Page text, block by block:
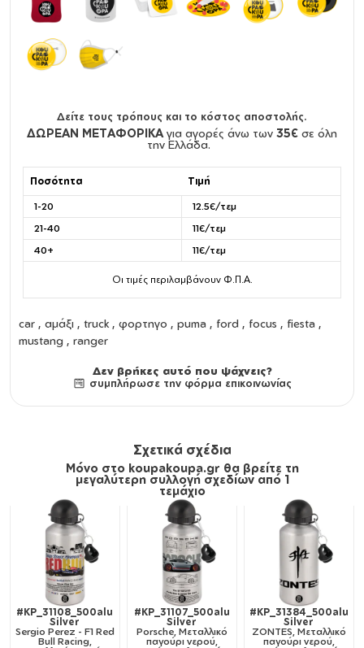
Δείτε τους τρόπους και το κόστος αποστολής.
ΔΩΡΕΑΝ ΜΕΤΑΦΟΡΙΚΑ για αγορές άνω των 35€ σε όλη
την Ελλάδα.
Ποσότητα Τιμή
1-20
12.5€/τεμ
21-40
11€/τεμ
40+
11€/τεμ
Οι τιμές περιλαμβάνουν Φ.Π.Α.
car , αμάξι , truck , φορτηγο , puma , ford , focus , fiesta ,
mustang , ranger
Δεν βρήκες αυτό που ψάχνεις?
συμπλήρωσε την φόρμα επικοινωνίας
Σχετικά σχέδια
Μόνο στο koupakoupa.gr θα βρείτε τη
μεγαλύτερη συλλογή σχεδίων από 1
τεμάχιο
#KP_31108_500alu
Silver
Sergio Perez - F1 Red
Bull Racing,
#KP_31107_500alu
Silver
Porsche, Μεταλλικό
παγούρι νερού,
#KP_31384_500alu
Silver
ZONTES, Μεταλλικό
παγούρι νερού,